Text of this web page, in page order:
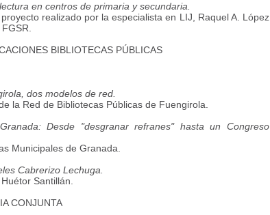
en centros de primaria y secundaria.
realizado por la especialista en LIJ, Raquel A. López
BIBLIOTECAS PÚBLICAS
dos modelos de red.
la Red de Bibliotecas Públicas de Fuengirola.
Desde "desgranar refranes" hasta un Congreso
Municipales de Granada.
Cabrerizo Lechuga.
Santillán.
CONJUNTA